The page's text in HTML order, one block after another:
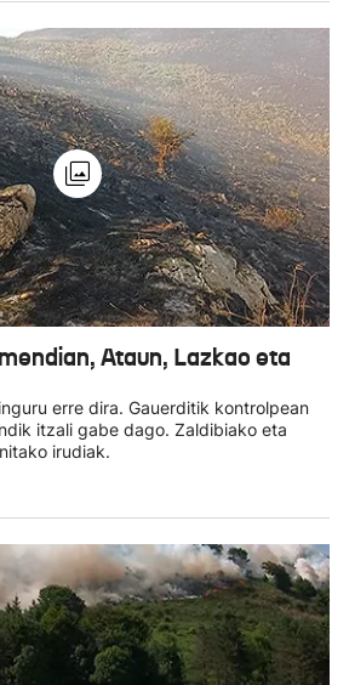
Ataun, Lazkao eta
erre dira. Gauerditik kontrolpean
itzali gabe dago. Zaldibiako eta
irudiak.